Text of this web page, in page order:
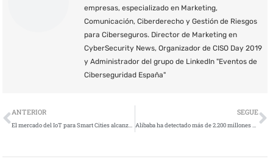
empresas, especializado en Marketing,
Comunicación, Ciberderecho y Gestión de Riesgos
para Ciberseguros. Director de Marketing en
CyberSecurity News, Organizador de CISO Day 2019
y Administrador del grupo de LinkedIn "Eventos de
Ciberseguridad España"
Ant
ANTERIOR
El mercado del IoT para Smart Cities alcanzará los 330.100 millones de dólares en 2025
SEGUE
Alibaba ha detectado más de 2.200 millones de ciberataques